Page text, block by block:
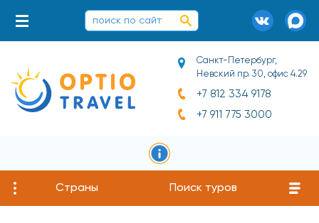
Санкт-Петербург,
Невский пр. 30, офис 4.29
+7 812 334 9178
+7 911 775 3000
Страны Поиск туров